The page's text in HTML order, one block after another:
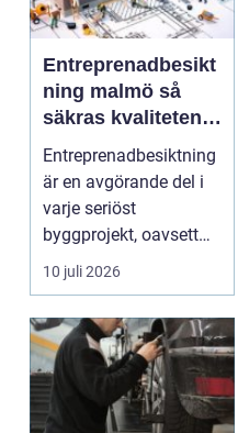
Entreprenadbesikt
ning malmö så
säkras kvaliteten i
byggprojekt
Entreprenadbesiktning
är en avgörande del i
varje seriöst
byggprojekt, oavsett
om det handlar om en
10 juli 2026